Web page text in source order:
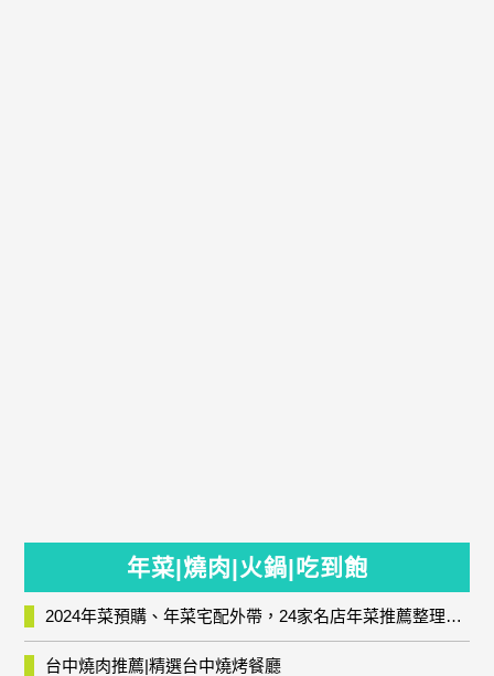
年菜|燒肉|火鍋|吃到飽
2024年菜預購、年菜宅配外帶，24家名店年菜推薦整理，圍爐輕鬆上菜團圓趣
台中燒肉推薦|精選台中燒烤餐廳